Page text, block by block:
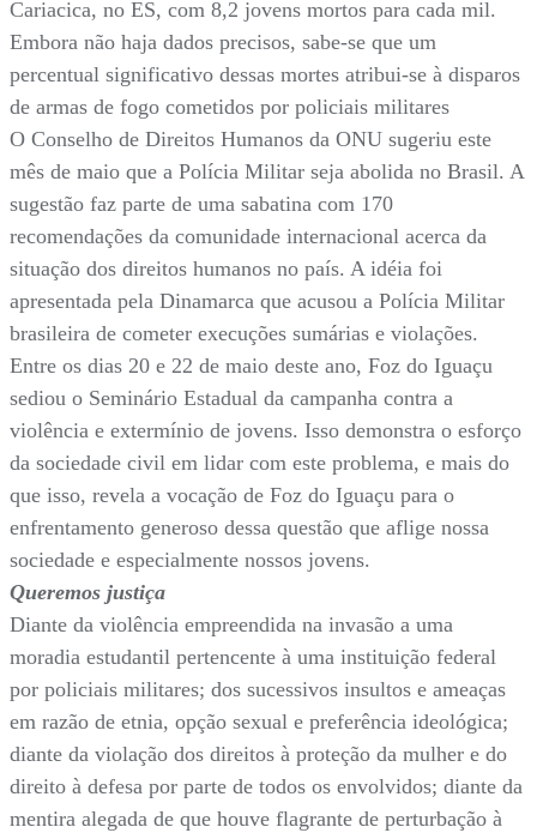
Cariacica, no ES, com 8,2 jovens mortos para cada mil.
Embora não haja dados precisos, sabe-se que um
percentual significativo dessas mortes atribui-se à disparos
de armas de fogo cometidos por policiais militares
O Conselho de Direitos Humanos da ONU sugeriu este
mês de maio que a Polícia Militar seja abolida no Brasil. A
sugestão faz parte de uma sabatina com 170
recomendações da comunidade internacional acerca da
situação dos direitos humanos no país. A idéia foi
apresentada pela Dinamarca que acusou a Polícia Militar
brasileira de cometer execuções sumárias e violações.
Entre os dias 20 e 22 de maio deste ano, Foz do Iguaçu
sediou o Seminário Estadual da campanha contra a
violência e extermínio de jovens. Isso demonstra o esforço
da sociedade civil em lidar com este problema, e mais do
que isso, revela a vocação de Foz do Iguaçu para o
enfrentamento generoso dessa questão que aflige nossa
sociedade e especialmente nossos jovens.
Queremos justiça
Diante da violência empreendida na invasão a uma
moradia estudantil pertencente à uma instituição federal
por policiais militares; dos sucessivos insultos e ameaças
em razão de etnia, opção sexual e preferência ideológica;
diante da violação dos direitos à proteção da mulher e do
direito à defesa por parte de todos os envolvidos; diante da
mentira alegada de que houve flagrante de perturbação à